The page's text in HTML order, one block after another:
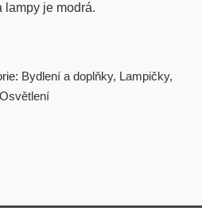
lampy je modrá.
Bydlení a doplňky, Lampičky,
Osvětlení